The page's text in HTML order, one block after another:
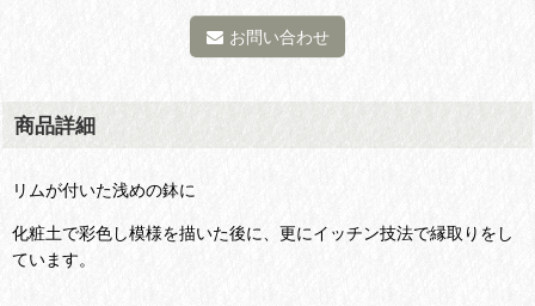
お問い合わせ
商品詳細
リムが付いた浅めの鉢に
化粧土で彩色し模様を描いた後に、更にイッチン技法で縁取りをし
ています。